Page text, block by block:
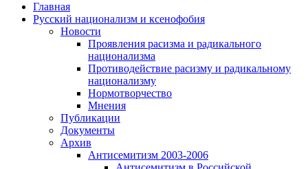
Главная
Русский национализм и ксенофобия
Новости
Проявления расизма и радикального
национализма
Противодействие расизму и радикальному
национализму
Нормотворчество
Мнения
Публикации
Документы
Архив
Антисемитизм 2003-2006